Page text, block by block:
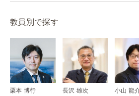
教員別で探す
栗本 博行 長沢 雄次 小山 龍